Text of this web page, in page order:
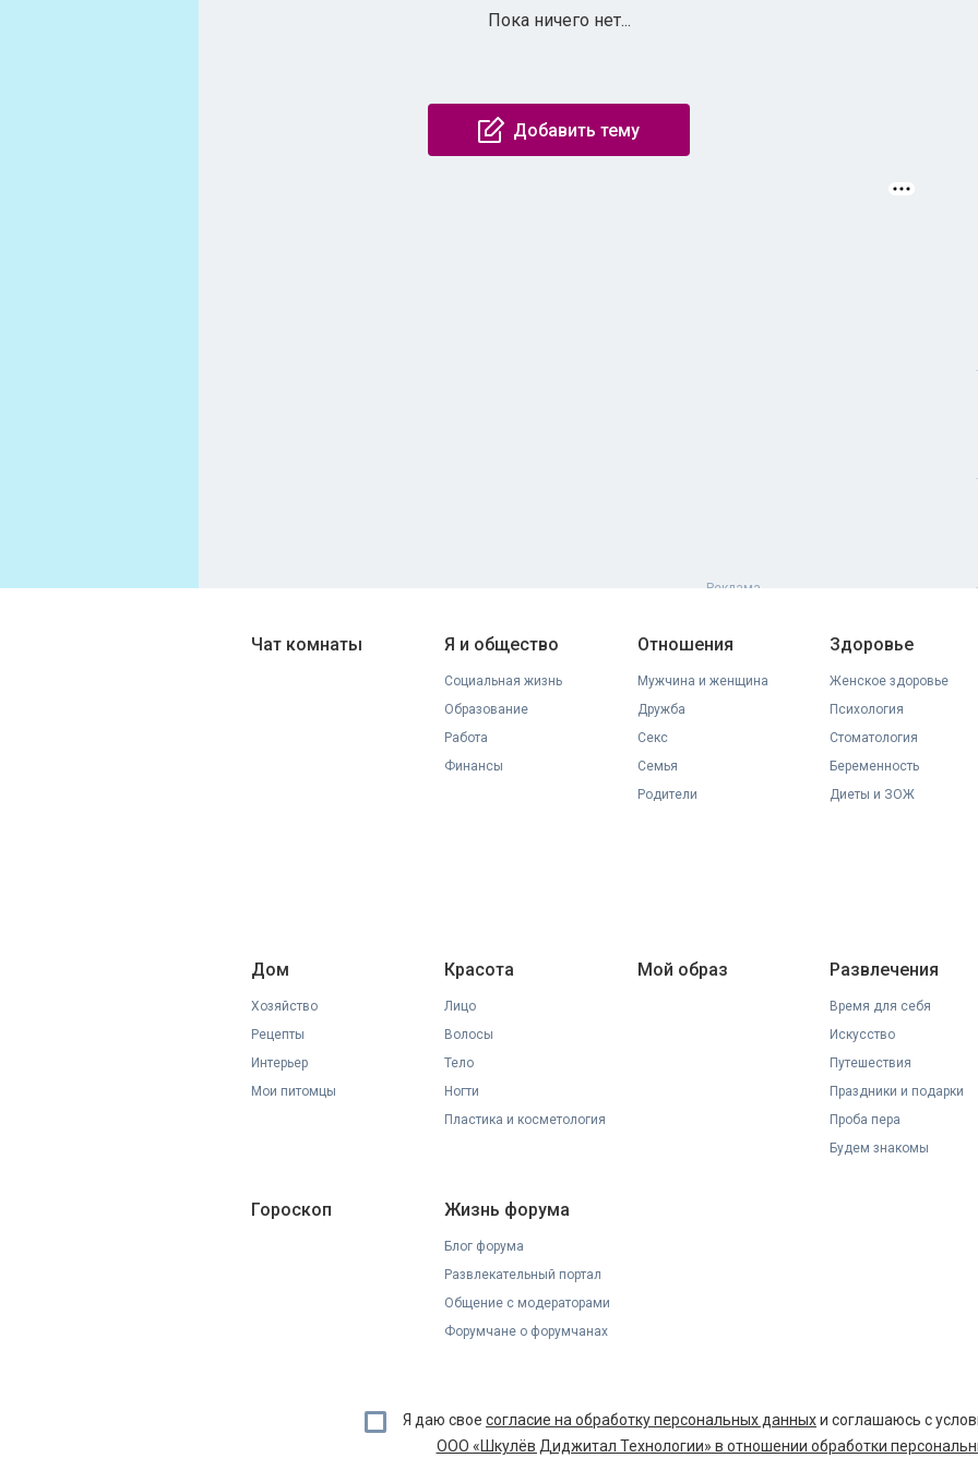
Пока ничего нет...
Добавить тему
Чат комнаты Я и общество
Социальная жизнь
Образование
Работа
Финансы
Отношения
Мужчина и женщина
Дружба
Секс
Семья
Родители
Здоровье
Женское здоровье
Психология
Стоматология
Беременность
Диеты и ЗОЖ
Дом
Хозяйство
Рецепты
Интерьер
Мои питомцы
Красота
Лицо
Волосы
Тело
Ногти
Пластика и косметология
Мой образ Развлечения
Время для себя
Искусство
Путешествия
Праздники и подарки
Проба пера
Будем знакомы
Гороскоп Жизнь форума
Блог форума
Развлекательный портал
Общение с модераторами
Форумчане о форумчанах
Я даю свое согласие на обработку персональных данныхи соглашаюсь с
ООО «Шкулёв Диджитал Технологии» в отношении обработки